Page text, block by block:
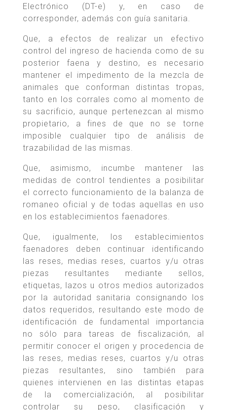
Electrónico (DT-e) y, en caso de
corresponder, además con guía sanitaria.
Que, a efectos de realizar un efectivo
control del ingreso de hacienda como de su
posterior faena y destino, es necesario
mantener el impedimento de la mezcla de
animales que conforman distintas tropas,
tanto en los corrales como al momento de
su sacrificio, aunque pertenezcan al mismo
propietario, a fines de que no se torne
imposible cualquier tipo de análisis de
trazabilidad de las mismas.
Que, asimismo, incumbe mantener las
medidas de control tendientes a posibilitar
el correcto funcionamiento de la balanza de
romaneo oficial y de todas aquellas en uso
en los establecimientos faenadores.
Que, igualmente, los establecimientos
faenadores deben continuar identificando
las reses, medias reses, cuartos y/u otras
piezas resultantes mediante sellos,
etiquetas, lazos u otros medios autorizados
por la autoridad sanitaria consignando los
datos requeridos, resultando este modo de
identificación de fundamental importancia
no sólo para tareas de fiscalización, al
permitir conocer el origen y procedencia de
las reses, medias reses, cuartos y/u otras
piezas resultantes, sino también para
quienes intervienen en las distintas etapas
de la comercialización, al posibilitar
controlar su peso, clasificación y